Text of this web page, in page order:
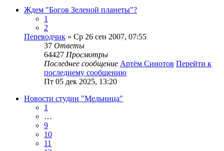
Ждем "Богов Зеленой планеты"?
1
2
Переводчик » Ср 26 сен 2007, 07:55
37 Ответы
64427 Просмотры
Последнее сообщение Артём Синотов Перейти к
последнему сообщению
Пт 05 дек 2025, 13:20
Новости студии "Мельница"
1
…
9
10
11